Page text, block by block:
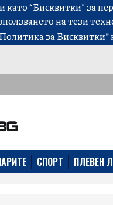
“Бисквитки” за
на тези
за Бисквитки”
СПОРТ ПЛЕВЕН